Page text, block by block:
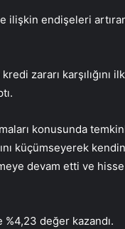
endişeleri artıran
zararı karşılığını
konusunda
küçümseyerek
devam etti ve
değer kazandı.